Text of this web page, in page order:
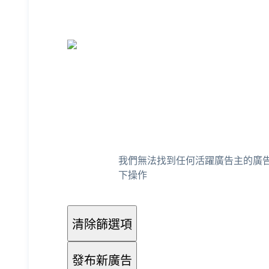
我們無法找到任何活躍廣告主的廣
下操作
清除篩選項
發布新廣告